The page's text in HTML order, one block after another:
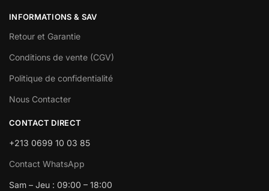
INFORMATIONS & SAV
Retour et Garantie
Conditions de vente (CGV)
Politique de confidentialité
Nous Contacter
CONTACT DIRECT
+213 0699 10 03 85
Contact WhatsApp
Sam – Jeu : 09:00 – 18:00